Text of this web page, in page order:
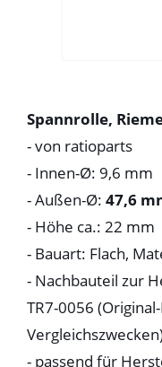
Spannrolle,
- von ratioparts
- Innen-Ø: 9,6 mm
- Außen-Ø: 47,6
- Höhe ca.: 22 mm
- Bauart: Flach,
- Nachbauteil zur
TR7-0056
- passend für